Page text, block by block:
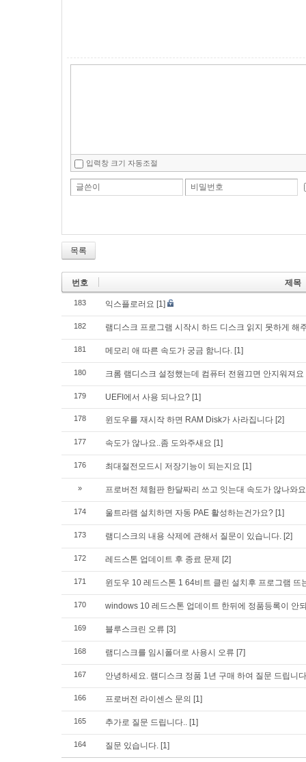
입력창 크기 자동조절
글쓴이 비밀번호
목록
번호 제목
183 익스플로러요 [1]
182 램디스크 프로그램 시작시 하드 디스크 읽지 못하게 해
181 메모리 애 따른 속도가 궁금 함니다. [1]
180 크롬 램디스크 설정했는데 컴퓨터 전원끄면 안지워져요
179 UEFI에서 사용 되나요? [1]
178 윈도우를 재시작 하면 RAM Disk가 사라집니다 [2]
177 속도가 않나요..좀 도와주새요 [1]
176 최대절전모드시 저장기능이 되는지요 [1]
» 프로버전 체험판 한달짜리 쓰고 잇는대 속도가 않나와요
174 울트라램 설치하면 자동 PAE 활성하는건가요? [1]
173 램디스크의 내용 삭제에 관해서 질문이 있습니다. [2]
172 레드스톤 업데이트 후 종료 문제 [2]
171 윈도우 10 레드스톤 1 64비트 클린 설치후 프로그램 뜨
170 windows 10 레드스톤 업데이트 한뒤에 정품등록이 안
169 블루스크린 오류 [3]
168 램디스크를 임시폴더로 사용시 오류 [7]
167 안녕하세요. 램디스크 정품 1년 구매 하여 질문 드립니다
166 프로버전 라이센스 문의 [1]
165 추가로 질문 드립니다.. [1]
164 질문 있습니다. [1]